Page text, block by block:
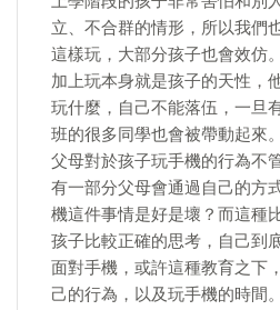
立、不合群的情形，所以我們
這樣玩，大部分孩子也會效仿。
加上玩本身就是孩子的天性，
玩什麼，自己不能落伍，一旦
班的很多同學也會被帶動起來。
父母對於孩子玩手機的行為不
有一部分父母會通過自己的方
機這件事情是好是壞？而這種
孩子比較正確的思考，自己到
面對手機，或許這種教育之下
己的行為，以及玩手機的時間。